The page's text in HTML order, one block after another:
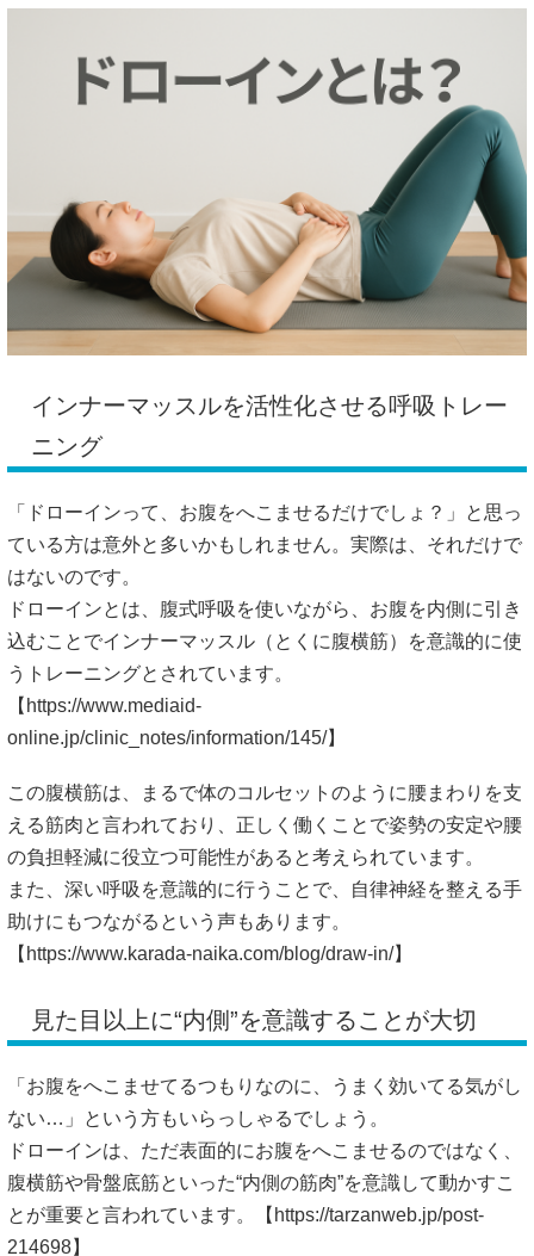
インナーマッスルを活性化させる呼吸トレー
ニング
「ドローインって、お腹をへこませるだけでしょ？」と思っ
ている方は意外と多いかもしれません。実際は、それだけで
はないのです。
ドローインとは、腹式呼吸を使いながら、お腹を内側に引き
込むことでインナーマッスル（とくに腹横筋）を意識的に使
うトレーニングとされています。
【 https://www.mediaid-
online.jp/clinic_notes/information/145/】
この腹横筋は、まるで体のコルセットのように腰まわりを支
える筋肉と言われており、正しく働くことで姿勢の安定や腰
の負担軽減に役立つ可能性があると考えられています。
また、深い呼吸を意識的に行うことで、自律神経を整える手
助けにもつながるという声もあります。
【 https://www.karada-naika.com/blog/draw-in/】
見た目以上に“内側”を意識することが大切
「お腹をへこませてるつもりなのに、うまく効いてる気がし
ない…」という方もいらっしゃるでしょう。
ドローインは、ただ表面的にお腹をへこませるのではなく、
腹横筋や骨盤底筋といった“内側の筋肉”を意識して動かすこ
とが重要と言われています。【 https://tarzanweb.jp/post-
214698】